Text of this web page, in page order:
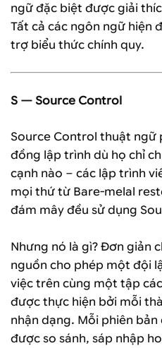
ngữ đặc biệt được giải
Tất cả các ngôn ngữ hiện
trợ biểu thức chính quy.
S — Source Control
Source Control thuật ngữ
đồng lập trình dù họ chỉ
cạnh nào – các lập trình
mọi thứ từ Bare-melal
đám mây đều sử dụng
Nhưng nó là gì? Đơn giản
nguồn cho phép một đội
việc trên cùng một tập
được thực hiện bởi mỗi
nhận dạng. Mỗi phiên
được so sánh, sáp nhập